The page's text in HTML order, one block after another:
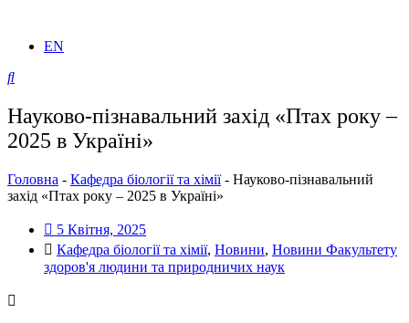
EN
Науково-пізнавальний захід «Птах року –
2025 в Україні»
Головна - Кафедра біології та хімії- Науково-пізнавальний
захід «Птах року – 2025 в Україні»
5 Квітня, 2025
Кафедра біології та хімії, Новини, Новини Факультету
здоров'я людини та природничих наук